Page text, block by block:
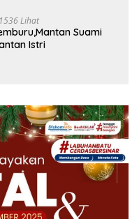
1536 Lihat
Suami
Istri